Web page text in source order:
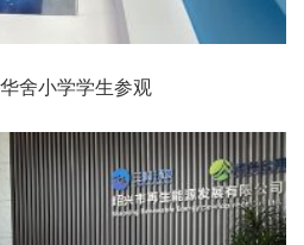
华舍小学学生参观